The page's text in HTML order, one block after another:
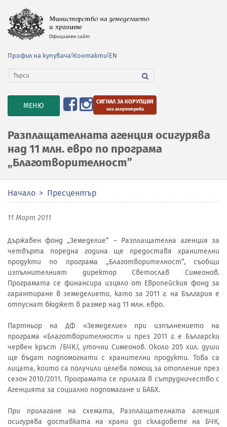
Профил на купувача Контакти EN
TOGGLE
NAVIGATION
МЕНЮ СИГНАЛ ЗА КОРУПЦИЯ
или злоупотреби
Разплащателната агенция осигурява
над 11 млн. евро по програма
„Благотворителност”
Начало Пресцентър
11 Март 2011
Държавен фонд „Земеделие” – Разплащателна агенция за
четвърта поредна година ще предоставя хранителни
продукти по програма „Благотворителност”, съобщи
изпълнителният директор Светослав Симеонов.
Програмата се финансира изцяло от Европейския фонд за
гарантиране в земеделието, като за 2011 г. на България е
отпуснат бюджет в размер над 11 млн. евро.
Партньор на ДФ «Земеделие» при изпълнението на
програма «Благотворителност» и през 2011 г. е Български
червен кръст /БЧК/, уточни Симеонов. Около 205 хил. души
ще бъдат подпомогнати с хранителни продукти. Това са
лицата, които са получили целева помощ за отопление през
сезон 2010/2011. Програмата се прилага в сътрудничество с
Агенцията за социално подпомагане и БАБХ.
При прилагане на схемата, Разплащателната агенция
осигурява доставката на храни до складовете на БЧК,